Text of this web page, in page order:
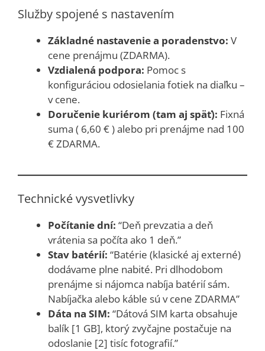
Služby spojené s nastavením
Základné nastavenie a poradenstvo: V
cene prenájmu (ZDARMA).
Vzdialená podpora: Pomoc s
konfiguráciou odosielania fotiek na diaľku –
v cene.
Doručenie kuriérom (tam aj späť): Fixná
suma ( 6,60 € ) alebo pri prenájme nad 100
€ ZDARMA.
Technické vysvetlivky
Počítanie dní: “Deň prevzatia a deň
vrátenia sa počíta ako 1 deň.”
Stav batérií: “Batérie (klasické aj externé)
dodávame plne nabité. Pri dlhodobom
prenájme si nájomca nabíja batérií sám.
Nabíjačka alebo káble sú v cene ZDARMA”
Dáta na SIM: “Dátová SIM karta obsahuje
balík [1 GB], ktorý zvyčajne postačuje na
odoslanie [2] tisíc fotografií.”